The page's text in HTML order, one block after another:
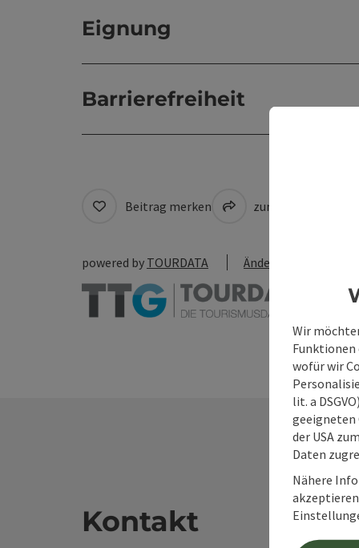
Eignung
Barrierefreiheit
Beitrag merken zum Merkzettel
powered by TOURDATA Änderung vorschlagen
Kontakt
Wir
Funktionen
wofür wir
lit. a
geeigneten
der USA
Daten
Nähere
akzeptieren